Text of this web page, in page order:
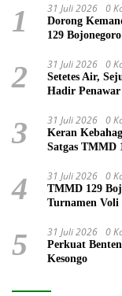
1 31 Juli 2026 0
Dorong
129
2 31 Juli 2026 0
Setetes Air,
Hadir
3 31 Juli 2026 0
Keran
Satgas TMMD
4 31 Juli 2026 0
TMMD 129
Turnamen
5 31 Juli 2026 0
Perkuat
Kesongo